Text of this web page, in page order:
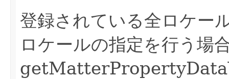
登録されている全ロケー
ロケールの指定を行う場